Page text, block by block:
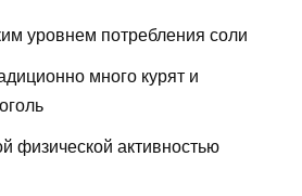
уровнем потребления соли
много курят и
физической активностью